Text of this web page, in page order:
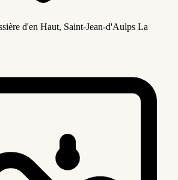
d'en Haut, Saint-Jean-d'Aulps La